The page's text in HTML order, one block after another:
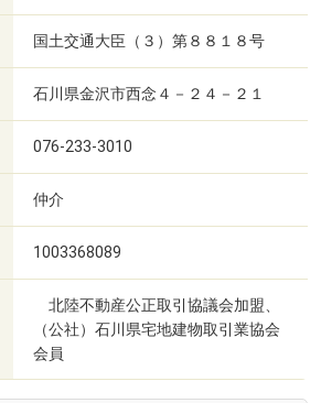
国土交通大臣（３）第８８１８号
石川県金沢市西念４－２４－２１
076-233-3010
仲介
1003368089
北陸不動産公正取引協議会加盟、
（公社）石川県宅地建物取引業協会
会員